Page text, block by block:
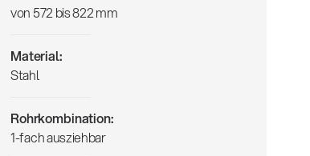
von 572 bis 822 mm
Material:
Stahl
Rohrkombination:
1-fach ausziehbar